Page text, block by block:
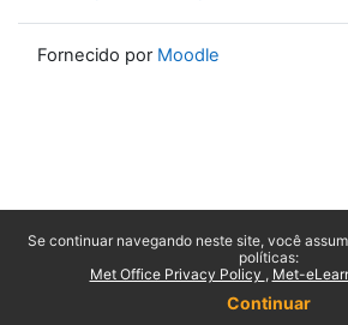
Se continuar navegando neste site, você
políticas:
Met Office Privacy Policy
Met-
Continuar
Fornecido por Moodle